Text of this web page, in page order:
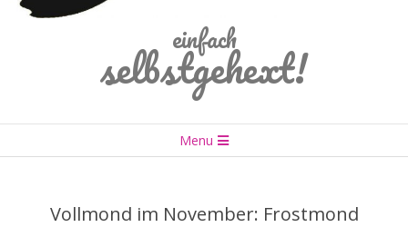
einfach
selbstgehext!
Navigation
Menu
Vollmond im November: Frostmond